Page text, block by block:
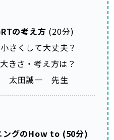
の考え方 (20分)
さくして大丈夫？
きさ・考え方は？
太田誠一 先生
ングのHow to (50分)